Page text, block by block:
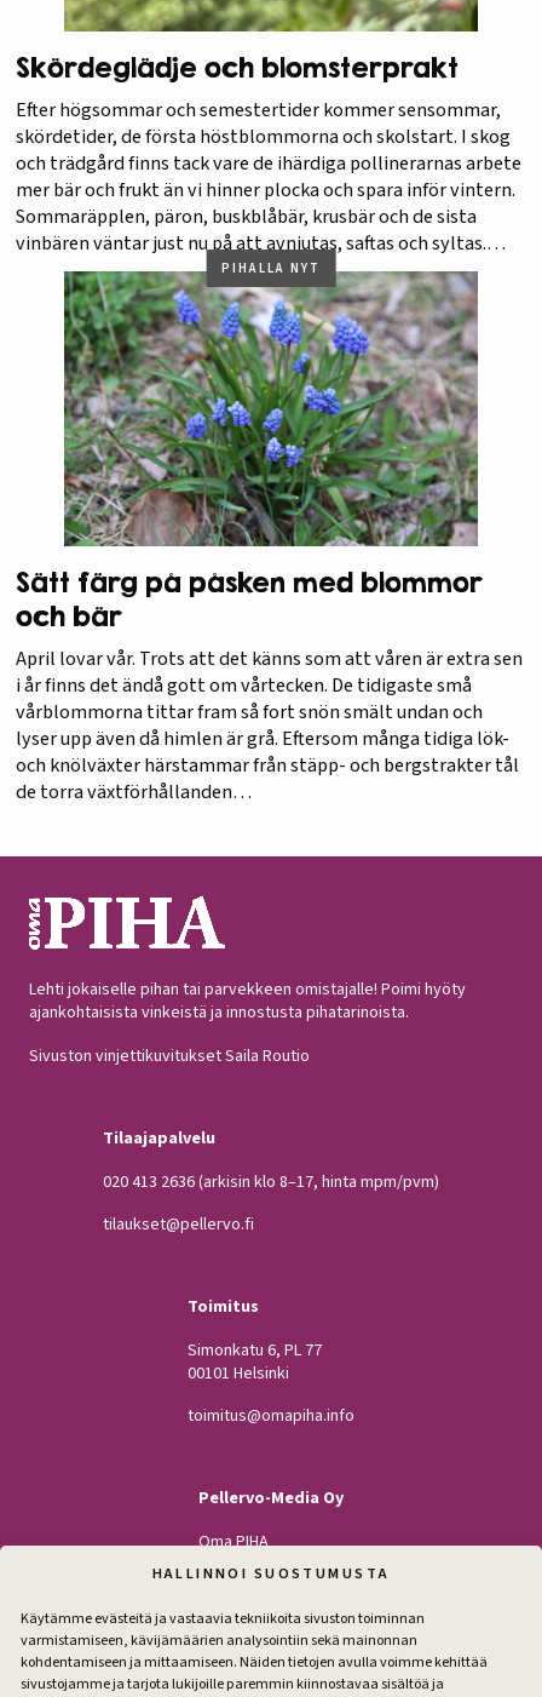
HALLINNOI SUOSTUMUSTA
Käytämme evästeitä ja vastaavia tekniikoita sivuston toiminnan
varmistamiseen, kävijämäärien analysointiin sekä mainonnan
kohdentamiseen ja mittaamiseen. Näiden tietojen avulla voimme kehittää
sivustojamme ja tarjota lukijoille paremmin kiinnostavaa sisältöä ja
Skördeglädje och blomsterprakt
Efter högsommar och semestertider kommer sensommar,
skördetider, de första höstblommorna och skolstart. I skog
och trädgård finns tack vare de ihärdiga pollinerarnas arbete
mer bär och frukt än vi hinner plocka och spara inför vintern.
Sommaräpplen, päron, buskblåbär, krusbär och de sista
vinbären väntar just nu på att avnjutas, saftas och syltas.
Pollinerarna som gjort…PIHALLA NYT
Sätt färg på påsken med blommor
och bär
April lovar vår. Trots att det känns som att våren är extra sen
i år finns det ändå gott om vårtecken. De tidigaste små
vårblommorna tittar fram så fort snön smält undan och
lyser upp även då himlen är grå. Eftersom många tidiga lök-
och knölväxter härstammar från stäpp- och bergstrakter tål
de torra växtförhållanden…
Lehti jokaiselle pihan tai parvekkeen omistajalle! Poimi hyöty
ajankohtaisista vinkeistä ja innostusta pihatarinoista.
Sivuston vinjettikuvitukset Saila Routio
Tilaajapalvelu
020 413 2636(arkisin klo 8–17, hinta mpm/pvm)
tilaukset@pellervo.fi
Toimitus
Simonkatu 6, PL 77
00101 Helsinki
toimitus@omapiha.info
Pellervo-Media Oy
Oma PIHA
Kodin Pellervo
Maatilan Pellervo